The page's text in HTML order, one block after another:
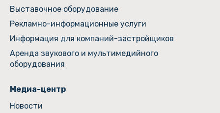
Выставочное оборудование
Рекламно-информационные услуги
Информация для компаний-застройщиков
Аренда звукового и мультимедийного
оборудования
Медиа-центр
Новости